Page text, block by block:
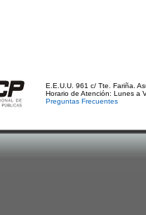
E.E.U.U. 961 c/ Tte. Fariña.
Horario de Atención: Lunes a
Preguntas Frecuentes